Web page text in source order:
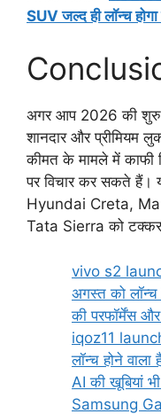
SUV जल्द ही लॉन्च होगा
अगर आप 2026 की
शानदार और प्रीमियम
कीमत के मामले में काफी
पर विचार कर सकते हैं।
Hyundai Creta,
Tata Sierra को टक्कर
vivo s2
अगस्त को
की परफॉर्मेंस
iqoz11
लॉन्च होने
AI की खूबियां
Samsung